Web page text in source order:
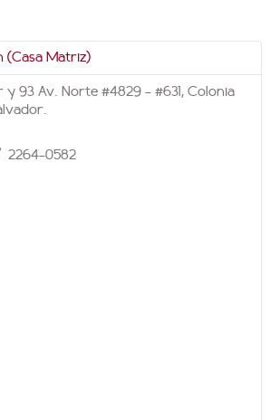
(Casa Matriz)
y 93 Av. Norte #4829 - #631, Colonia
/ 2264-0582